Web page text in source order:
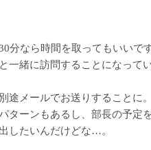
分なら時間を取ってもいいで
一緒に訪問することになって
途メールでお送りすることに。
ターンもあるし、部長の予定
したいんだけどな…。